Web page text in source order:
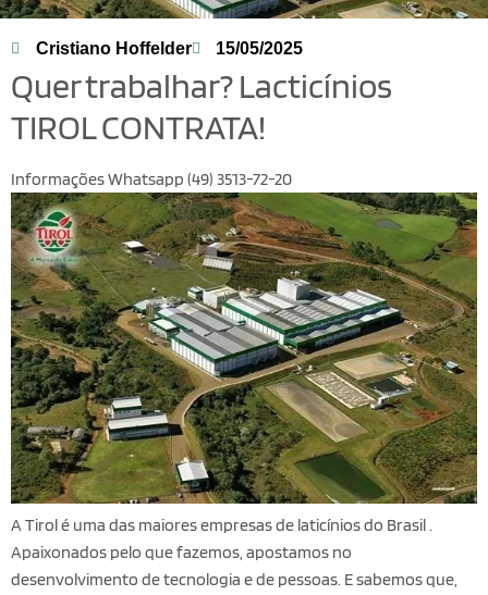
Cristiano Hoffelder 15/05/2025
Quer trabalhar? Lacticínios
TIROL CONTRATA!
Informações Whatsapp (49) 3513-72-20
A Tirol é uma das maiores empresas de laticínios do Brasil .
Apaixonados pelo que fazemos, apostamos no
desenvolvimento de tecnologia e de pessoas. E sabemos que,